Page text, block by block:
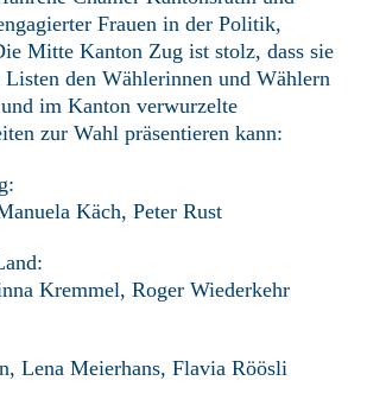
Frauen in der Politik,
Mitte Kanton Zug ist stolz, dass sie
den Wählerinnen und Wählern
im Kanton verwurzelte
zur Wahl präsentieren kann:
Käch, Peter Rust
Kremmel, Roger Wiederkehr
Lena Meierhans, Flavia Röösli